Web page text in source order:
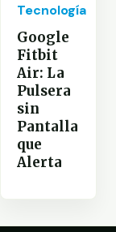
Tecnología
Google
Fitbit
Air: La
Pulsera
sin
Pantalla
que
Alerta